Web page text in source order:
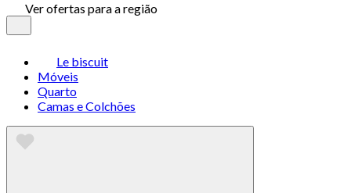
Ver ofertas para a região
Le biscuit
Móveis
Quarto
Camas e Colchões